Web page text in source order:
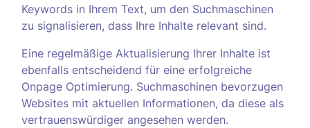
Keywords in Ihrem Text, um den Suchmaschinen
zu signalisieren, dass Ihre Inhalte relevant sind.
Eine regelmäßige Aktualisierung Ihrer Inhalte ist
ebenfalls entscheidend für eine erfolgreiche
Onpage Optimierung. Suchmaschinen bevorzugen
Websites mit aktuellen Informationen, da diese als
vertrauenswürdiger angesehen werden.